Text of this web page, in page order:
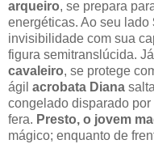
arqueiro, se prepara
energéticas. Ao seu lado
invisibilidade com sua
figura semitranslúcida.
cavaleiro, se protege
ágil acrobata Diana
congelado disparado
fera. Presto, o jovem
mágico; enquanto de